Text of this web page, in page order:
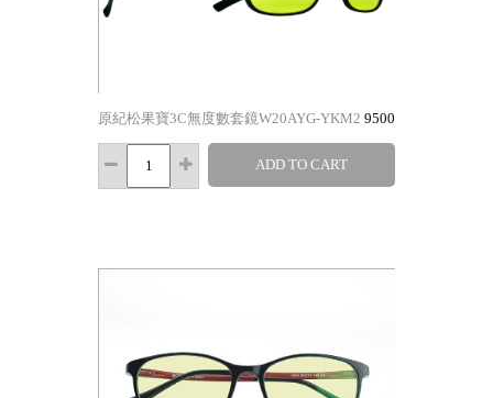
原紀松果寶3C無度數套鏡W20AYG-YKM2 9500
ADD TO CART